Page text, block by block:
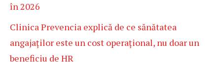
în 2026
Clinica Prevencia explică de ce sănătatea
angajaților este un cost operațional, nu doar un
beneficiu de HR